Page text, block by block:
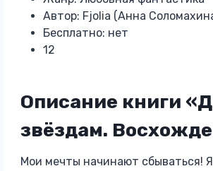
Автор: Fjolia (Анна
Бесплатно: нет
12
Описание книги
звёздам.
Мои мечты начинают сбываться!